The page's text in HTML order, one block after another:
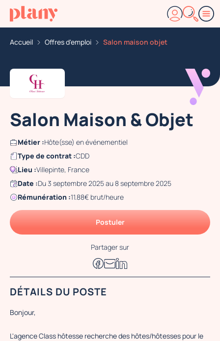
Accueil Offres d'emploi Salon maison objet
Salon Maison & Objet
Métier :Hôte(sse) en événementiel
Type de contrat :CDD
Lieu :Villepinte, France
Date :Du 3 septembre 2025 au 8 septembre 2025
Rémunération :11.88€ brut/heure
Postuler
Partager sur
DÉTAILS DU POSTE
Bonjour,
L'agence Class hôtesse recherche des hôtes/hôtesses pour le